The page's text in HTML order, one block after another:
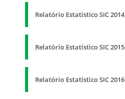
Relatório Estatístico SIC 2014
Relatório Estatístico SIC 2015
Relatório Estatístico SIC 2016